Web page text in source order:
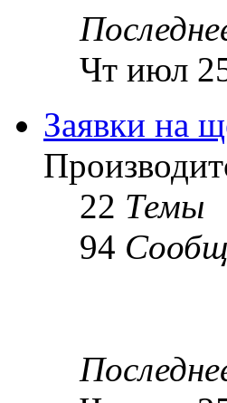
Чт июл
Заявки на
22 Темы
94